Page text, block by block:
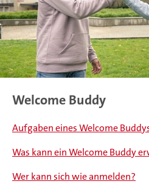
Welcome Buddy
Aufgaben eines Welcome
Was kann ein Welcome Buddy
Wer kann sich wie anmelden?